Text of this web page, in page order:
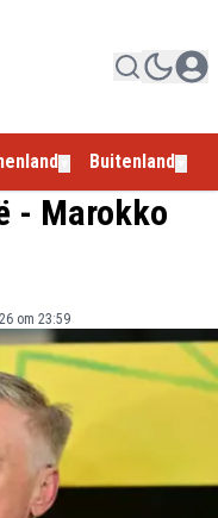
Buitenland
- Marokko
om 23:59